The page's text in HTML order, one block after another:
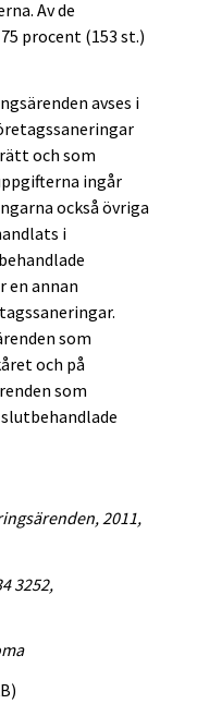
Av de
procent (153 st.)
avses i
och som
ingår
också övriga
i
en annan
som
och på
som
2011,
3252,